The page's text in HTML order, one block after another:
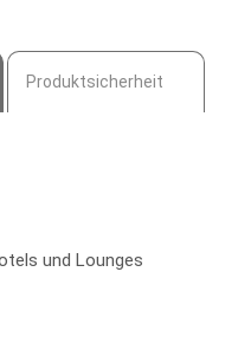
Produktsicherheit
und Lounges